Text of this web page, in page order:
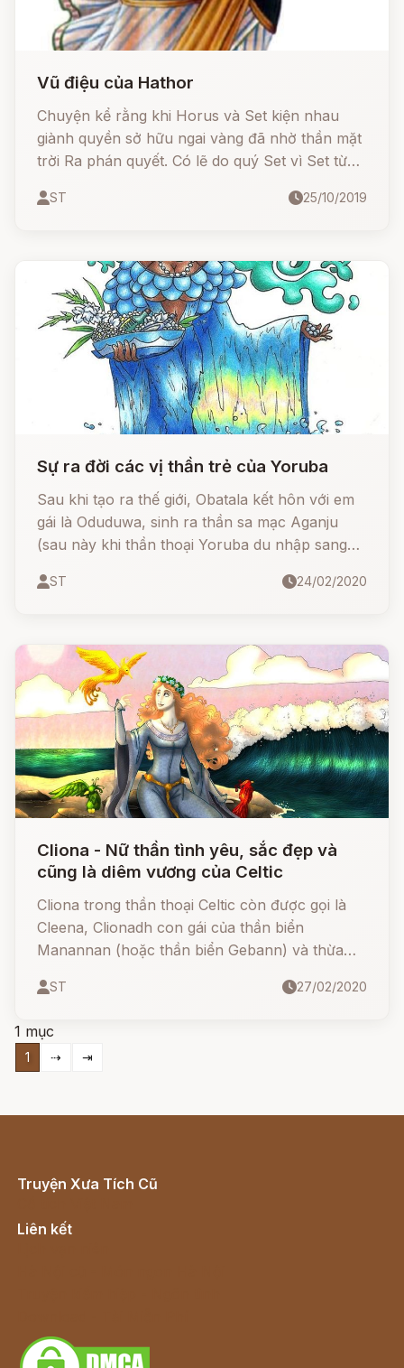
Vũ điệu của Hathor
Chuyện kể rằng khi Horus và Set kiện nhau
giành quyền sở hữu ngai vàng đã nhờ thần mặt
trời Ra phán quyết. Có lẽ do quý Set vì Set từng
ST 25/10/2019
Sự ra đời các vị thần trẻ của Yoruba
Sau khi tạo ra thế giới, Obatala kết hôn với em
gái là Oduduwa, sinh ra thần sa mạc Aganju
(sau này khi thần thoại Yoruba du nhập sang
thần nước Yemaya.
ST 24/02/2020
Cliona - Nữ thần tình yêu, sắc đẹp và
cũng là diêm vương của Celtic
Cliona trong thần thoại Celtic còn được gọi là
Cleena, Clionadh con gái của thần biển
Manannan (hoặc thần biển Gebann) và thừa
nữ thần của tình yêu, sắc đẹp, sóng biển và là
đứng đầu thế giới bên kia.
ST 27/02/2020
1 mục
1 ⇢ ⇥
Truyện Xưa Tích Cũ
Liên kết